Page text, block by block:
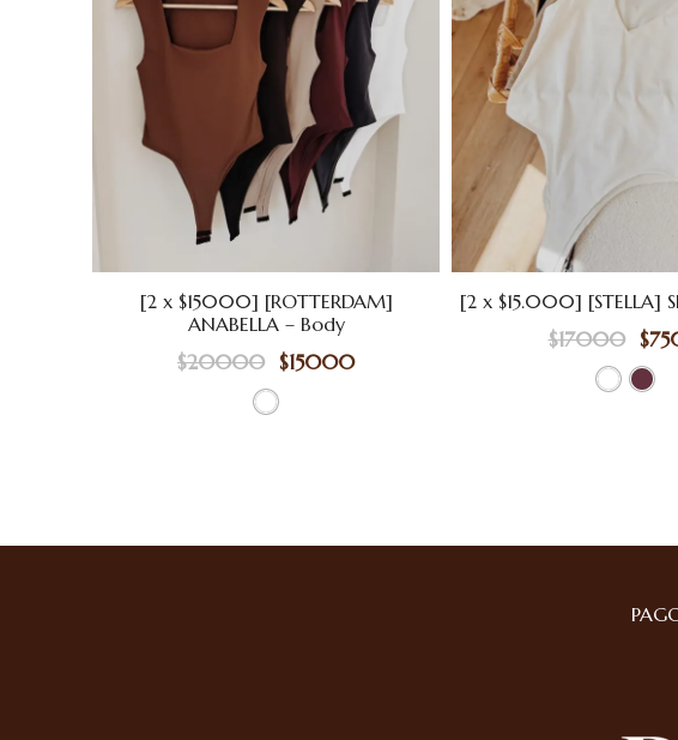
[2 x $15000] [ROTTERDAM]
ANABELLA – Body
$20000 $15000
[2 x $15.000] [STELLA]
$17000 $